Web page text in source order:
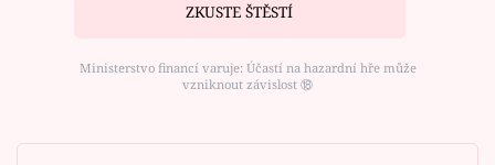
ZKUSTE ŠTĚSTÍ
Ministerstvo financí varuje: Účastí na hazardní hře může
vzniknout závislost ⑱